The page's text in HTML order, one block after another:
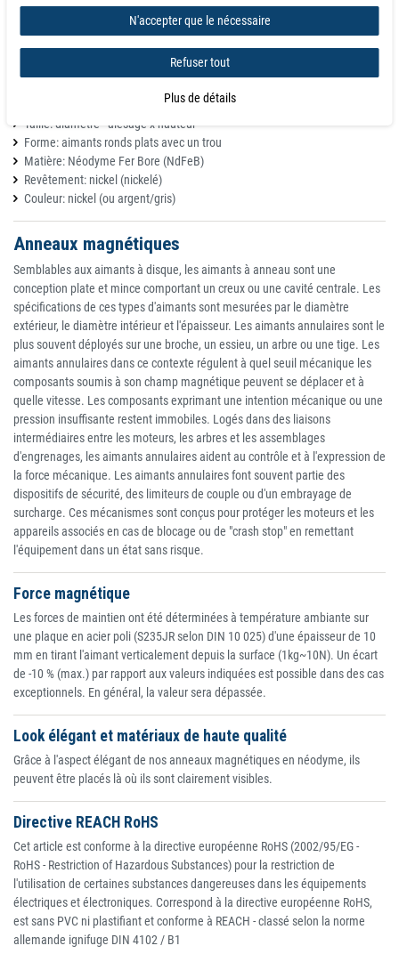
automobiles et commerciales ainsi que l'utilisation par les consommateurs.
Le processus de galvanoplastie à trois couches peut renforcer l'antirouille
et l'anticorrosion, renforcer la force de l'aimant et réduire la fragilité
Taille: diamètre - alésage x hauteur
Forme: aimants ronds plats avec un trou
Matière: Néodyme Fer Bore (NdFeB)
Revêtement: nickel (nickelé)
Couleur: nickel (ou argent/gris)
Anneaux magnétiques
Semblables aux aimants à disque, les aimants à anneau sont une
conception plate et mince comportant un creux ou une cavité centrale. Les
spécifications de ces types d'aimants sont mesurées par le diamètre
extérieur, le diamètre intérieur et l'épaisseur. Les aimants annulaires sont le
plus souvent déployés sur une broche, un essieu, un arbre ou une tige. Les
aimants annulaires dans ce contexte régulent à quel seuil mécanique les
composants soumis à son champ magnétique peuvent se déplacer et à
quelle vitesse. Les composants exprimant une intention mécanique ou une
pression insuffisante restent immobiles. Logés dans des liaisons
intermédiaires entre les moteurs, les arbres et les assemblages
d'engrenages, les aimants annulaires aident au contrôle et à l'expression de
la force mécanique. Les aimants annulaires font souvent partie des
dispositifs de sécurité, des limiteurs de couple ou d'un embrayage de
surcharge. Ces mécanismes sont conçus pour protéger les moteurs et les
appareils associés en cas de blocage ou de "crash stop" en remettant
l'équipement dans un état sans risque.
Force magnétique
Les forces de maintien ont été déterminées à température ambiante sur
une plaque en acier poli (S235JR selon DIN 10 025) d'une épaisseur de 10
mm en tirant l'aimant verticalement depuis la surface (1kg~10N). Un écart
de -10 % (max.) par rapport aux valeurs indiquées est possible dans des cas
exceptionnels. En général, la valeur sera dépassée.
Look élégant et matériaux de haute qualité
Grâce à l'aspect élégant de nos anneaux magnétiques en néodyme, ils
peuvent être placés là où ils sont clairement visibles.
Directive REACH RoHS
Cet article est conforme à la directive européenne RoHS (2002/95/EG -
RoHS - Restriction of Hazardous Substances) pour la restriction de
l'utilisation de certaines substances dangereuses dans les équipements
électriques et électroniques. Correspond à la directive européenne RoHS,
est sans PVC ni plastifiant et conforme à REACH - classé selon la norme
allemande ignifuge DIN 4102 / B1
N'accepter que le nécessaire
Refuser tout
Plus de détails